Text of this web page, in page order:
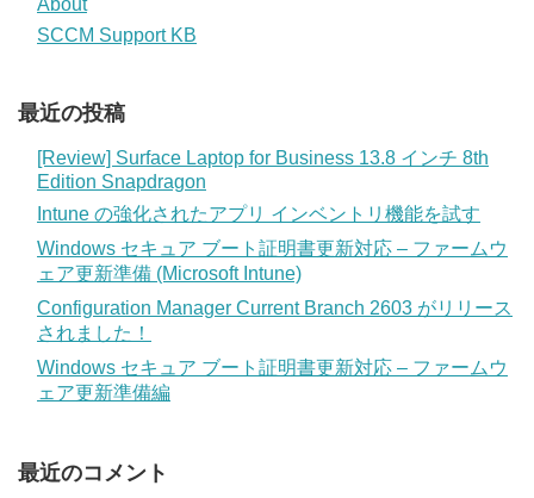
About
SCCM Support KB
最近の投稿
[Review] Surface Laptop for Business 13.8 インチ 8th
Edition Snapdragon
Intune の強化されたアプリ インベントリ機能を試す
Windows セキュア ブート証明書更新対応 – ファームウ
ェア更新準備 (Microsoft Intune)
Configuration Manager Current Branch 2603 がリリース
されました！
Windows セキュア ブート証明書更新対応 – ファームウ
ェア更新準備編
最近のコメント